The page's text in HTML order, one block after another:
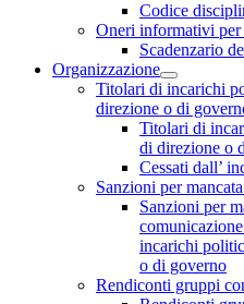
Codice
Oneri informativi per
Scadenzario
Organizzazione
Titolari di incarichi
direzione o di
Titolari di
di direzione o
Cessati dall’
Sanzioni per
Sanzioni per
incarichi
o di governo
Rendiconti gruppi